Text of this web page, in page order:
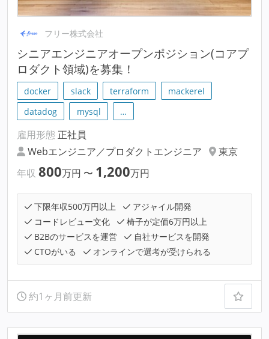
フリー株式会社
シニアエンジニアオープンポジション(コアプ
ロダクト領域)を募集！
docker slack terraform
mackerel
datadog
mysql …
雇用形態 正社員
Webエンジニア／プロダクトエンジニア
東京
年収 800万円 〜 1,200万円
下限年収500万円以上
アジャイル開発
コードレビュー文化
椅子が定価6万円以上
B2Bのサービスを運営
自社サービスを開発
CTOがいる
オンラインで選考が受けられる
約1ヶ月前更新